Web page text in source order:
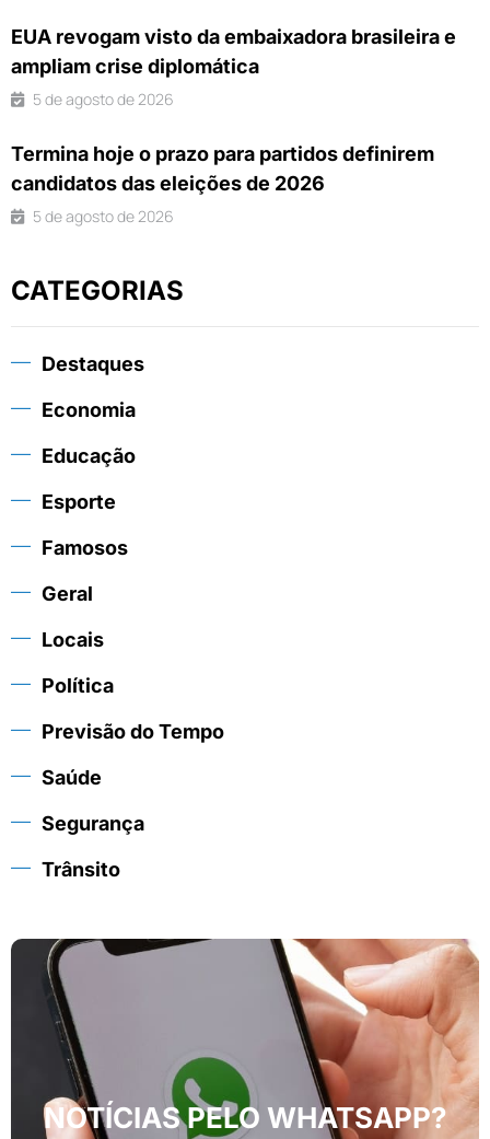
EUA revogam visto da embaixadora brasileira e
ampliam crise diplomática
5 de agosto de 2026
Termina hoje o prazo para partidos definirem
candidatos das eleições de 2026
5 de agosto de 2026
CATEGORIAS
Destaques
Economia
Educação
Esporte
Famosos
Geral
Locais
Política
Previsão do Tempo
Saúde
Segurança
Trânsito
NOTÍCIAS PELO WHATSAPP?